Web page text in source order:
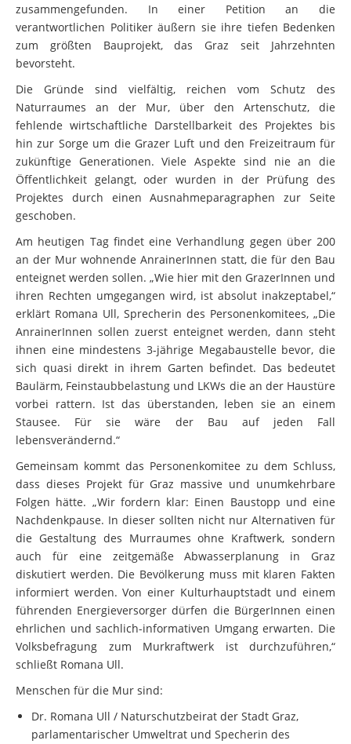
zusammengefunden. In einer Petition an die
verantwortlichen Politiker äußern sie ihre tiefen Bedenken
zum größten Bauprojekt, das Graz seit Jahrzehnten
bevorsteht.
Die Gründe sind vielfältig, reichen vom Schutz des
Naturraumes an der Mur, über den Artenschutz, die
fehlende wirtschaftliche Darstellbarkeit des Projektes bis
hin zur Sorge um die Grazer Luft und den Freizeitraum für
zukünftige Generationen. Viele Aspekte sind nie an die
Öffentlichkeit gelangt, oder wurden in der Prüfung des
Projektes durch einen Ausnahmeparagraphen zur Seite
geschoben.
Am heutigen Tag findet eine Verhandlung gegen über 200
an der Mur wohnende AnrainerInnen statt, die für den Bau
enteignet werden sollen. „Wie hier mit den GrazerInnen und
ihren Rechten umgegangen wird, ist absolut inakzeptabel,“
erklärt Romana Ull, Sprecherin des Personenkomitees, „Die
AnrainerInnen sollen zuerst enteignet werden, dann steht
ihnen eine mindestens 3-jährige Megabaustelle bevor, die
sich quasi direkt in ihrem Garten befindet. Das bedeutet
Baulärm, Feinstaubbelastung und LKWs die an der Haustüre
vorbei rattern. Ist das überstanden, leben sie an einem
Stausee. Für sie wäre der Bau auf jeden Fall
lebensverändernd.“
Gemeinsam kommt das Personenkomitee zu dem Schluss,
dass dieses Projekt für Graz massive und unumkehrbare
Folgen hätte. „Wir fordern klar: Einen Baustopp und eine
Nachdenkpause. In dieser sollten nicht nur Alternativen für
die Gestaltung des Murraumes ohne Kraftwerk, sondern
auch für eine zeitgemäße Abwasserplanung in Graz
diskutiert werden. Die Bevölkerung muss mit klaren Fakten
informiert werden. Von einer Kulturhauptstadt und einem
führenden Energieversorger dürfen die BürgerInnen einen
ehrlichen und sachlich-informativen Umgang erwarten. Die
Volksbefragung zum Murkraftwerk ist durchzuführen,“
schließt Romana Ull.
Menschen für die Mur sind:
Dr. Romana Ull / Naturschutzbeirat der Stadt Graz,
parlamentarischer Umweltrat und Specherin des